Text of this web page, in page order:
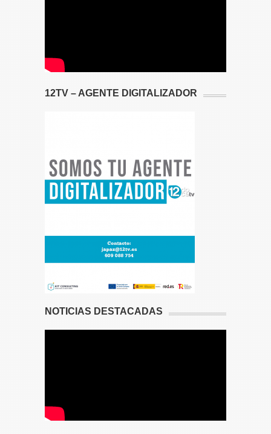
12TV – AGENTE DIGITALIZADOR
NOTICIAS DESTACADAS